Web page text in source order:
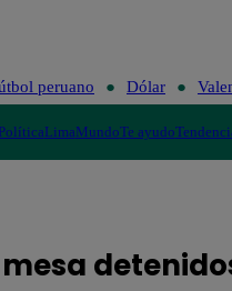
peruano Dólar
PolíticaLimaMundoTe ayudo